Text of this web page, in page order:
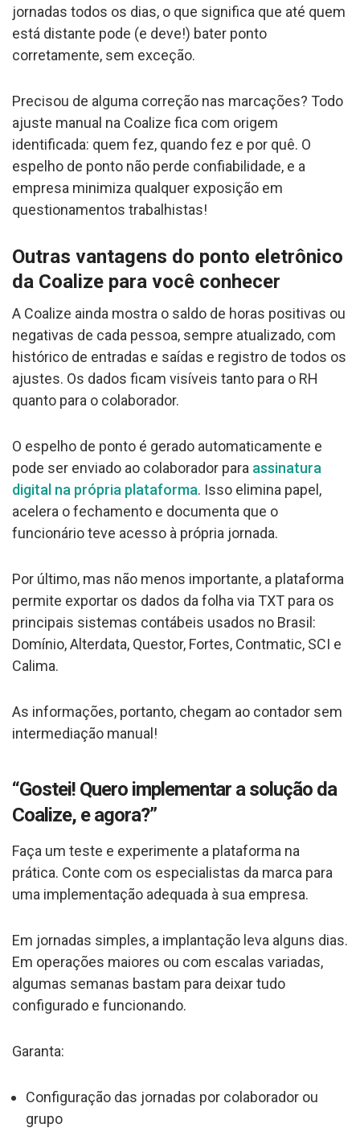
jornadas todos os dias, o que significa que até quem
está distante pode (e deve!) bater ponto
corretamente, sem exceção.
Precisou de alguma correção nas marcações? Todo
ajuste manual na Coalize fica com origem
identificada: quem fez, quando fez e por quê. O
espelho de ponto não perde confiabilidade, e a
empresa minimiza qualquer exposição em
questionamentos trabalhistas!
Outras vantagens do ponto eletrônico
da Coalize para você conhecer
A Coalize ainda mostra o saldo de horas positivas ou
negativas de cada pessoa, sempre atualizado, com
histórico de entradas e saídas e registro de todos os
ajustes. Os dados ficam visíveis tanto para o RH
quanto para o colaborador.
O espelho de ponto é gerado automaticamente e
pode ser enviado ao colaborador para assinatura
digital na própria plataforma. Isso elimina papel,
acelera o fechamento e documenta que o
funcionário teve acesso à própria jornada.
Por último, mas não menos importante, a plataforma
permite exportar os dados da folha via TXT para os
principais sistemas contábeis usados no Brasil:
Domínio, Alterdata, Questor, Fortes, Contmatic, SCI e
Calima.
As informações, portanto, chegam ao contador sem
intermediação manual!
“Gostei! Quero implementar a solução da
Coalize, e agora?”
Faça um teste e experimente a plataforma na
prática. Conte com os especialistas da marca para
uma implementação adequada à sua empresa.
Em jornadas simples, a implantação leva alguns dias.
Em operações maiores ou com escalas variadas,
algumas semanas bastam para deixar tudo
configurado e funcionando.
Garanta:
Configuração das jornadas por colaborador ou
grupo